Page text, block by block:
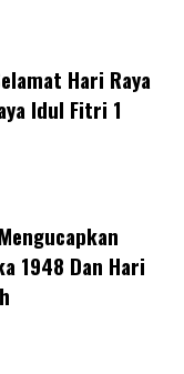
Hari Raya
Idul Fitri 1
1948 Dan Hari